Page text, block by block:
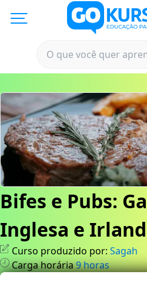
Bifes e Pubs:
Inglesa e
Curso produzido por: Sagah
Carga horária9horas